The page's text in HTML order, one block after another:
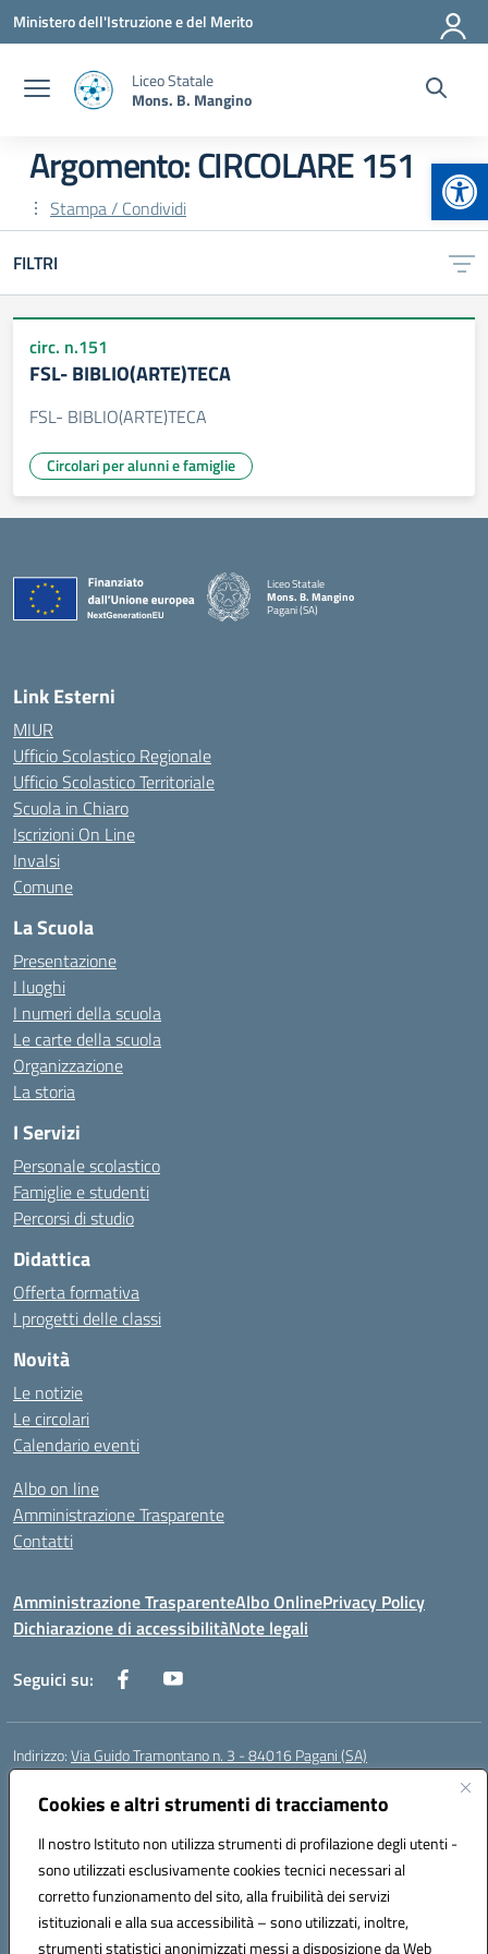
Cookies e altri strumenti di tracciamento
Il nostro Istituto non utilizza strumenti di profilazione degli utenti -
sono utilizzati esclusivamente cookies tecnici necessari al
corretto funzionamento del sito, alla fruibilità dei servizi
istituzionali e alla sua accessibilità – sono utilizzati, inoltre,
strumenti statistici anonimizzati messi a disposizione da Web
Vai ai contenuti
Vai al menu di navigazione
Vai al footer
Ministero dell'Istruzione e del Merito
Liceo Statale
Mons. B. Mangino
Argomento: CIRCOLARE 151
Stampa / Condividi
FILTRI
circ. n.151
FSL- BIBLIO(ARTE)TECA
FSL- BIBLIO(ARTE)TECA
Circolari per alunni e famiglie
Liceo Statale
Mons. B. Mangino
Pagani (SA)
— Visita la pagina iniziale della scuola
Link Esterni
MIUR
Ufficio Scolastico Regionale
Ufficio Scolastico Territoriale
Scuola in Chiaro
Iscrizioni On Line
Invalsi
Comune
La Scuola
Presentazione
I luoghi
I numeri della scuola
Le carte della scuola
Organizzazione
La storia
I Servizi
Personale scolastico
Famiglie e studenti
Percorsi di studio
Didattica
Offerta formativa
I progetti delle classi
Novità
Le notizie
Le circolari
Calendario eventi
Albo on line
Amministrazione Trasparente
Contatti
Amministrazione TrasparenteAlbo OnlinePrivacy Policy
Dichiarazione di accessibilitàNote legali
Seguici su:
Indirizzo:Via Guido Tramontano n. 3 - 84016 Pagani (SA)
Centralino:
Posta elettronica certificata (PEC):saps08000t@pec.istruzione.it
Codice fiscale: 80022400651
Codice meccanografico:SAPS08000T
Codice Indice delle Pubbliche Amministrazioni (IPA): istsc_saps08000t
Codice unico di fatturazione (CUF): UFC29W